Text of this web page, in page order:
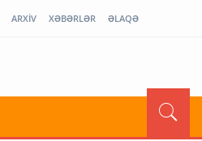
ARXİV XƏBƏRLƏR ƏLAQƏ